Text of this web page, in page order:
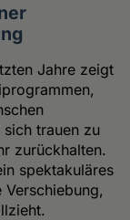
Jahre zeigt
trauen zu
zurückhalten.
spektakuläres